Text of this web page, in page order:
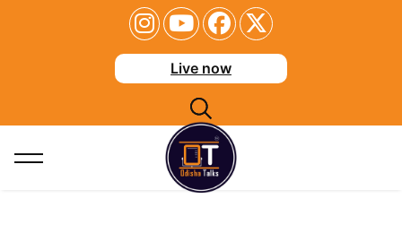
Live now